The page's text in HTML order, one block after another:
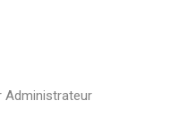
Administrateur